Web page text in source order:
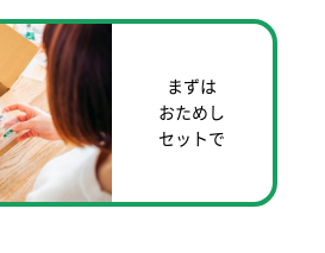
まずは
おためし
セットで